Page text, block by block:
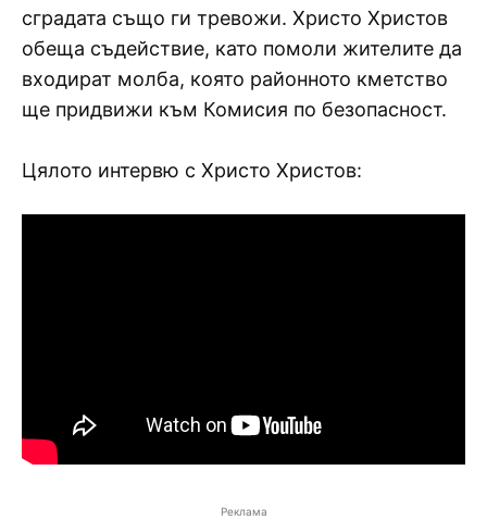
сградата също ги тревожи. Христо Христов
обеща съдействие, като помоли жителите да
входират молба, която районното кметство
ще придвижи към Комисия по безопасност.
Цялото интервю с Христо Христов:
Реклама